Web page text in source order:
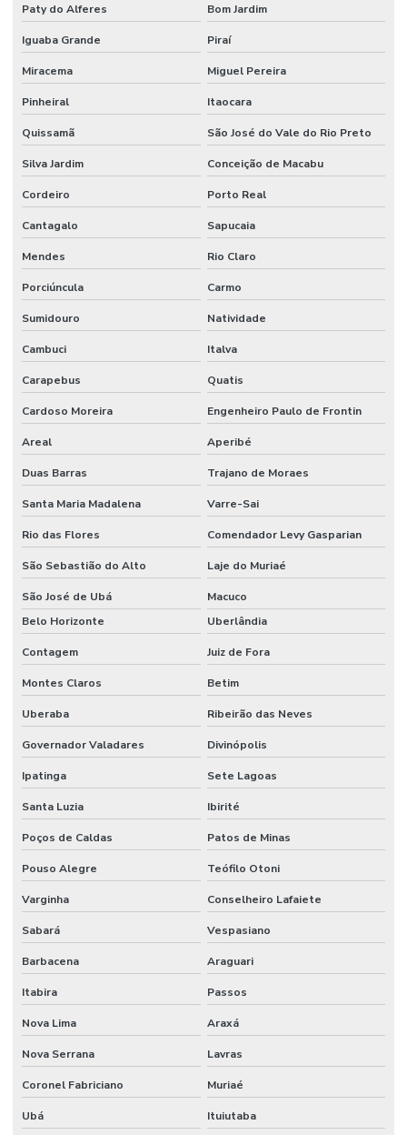
Projeto de tubulação industrial
Projetos de prevenção de incêndio
Reuso de água industrial
Reuso da água indústria
Reuso da água na indústria de alimentos
Sistema de alarme e detecção de incêndio
Sistema de alarme contra incêndio
Sistema de alarme de incêndio convencional
Sistema de alarme de incêndio endereçável
Sistema de alarme de incêndio sem fio
Sistema de alarme de incêndio industrial
Sistema de alarme de incêndio wifi
Sistema de alarme de incêndio wireless
Sistema anti incêndio
Sistema de combate à incêndio
Sistema de combate a incêndio por agentes gasosos
Sistema de combate a incêndio automático
Sistema de combate a incêndio em coifas
Sistema de combate a incêndio em cozinha industrial
Sistema de combate a incêndio por espuma
Sistema de combate a incêndio hidrantes
Sistema de detecção e alarme
Sistema de detecção e alarme de incêndio sem fio
Sistema de detecção e alarme de incêndio wireless
Sistema detecção de incêndio
Sistema de detecção de incêndio por aspiração
Sistema de detecção de incêndio preços
Sistema de hidrantes para combate a incêndio
Paty do Alferes Bom Jardim
Iguaba Grande Piraí
Miracema Miguel Pereira
Pinheiral Itaocara
Quissamã São José do Vale do Rio Preto
Silva Jardim Conceição de Macabu
Cordeiro Porto Real
Cantagalo Sapucaia
Mendes Rio Claro
Porciúncula Carmo
Sumidouro Natividade
Cambuci Italva
Carapebus Quatis
Cardoso Moreira Engenheiro Paulo de Frontin
Areal Aperibé
Duas Barras Trajano de Moraes
Santa Maria Madalena Varre-Sai
Rio das Flores Comendador Levy Gasparian
São Sebastião do Alto Laje do Muriaé
São José de Ubá
Macuco
Belo Horizonte
Uberlândia
Contagem Juiz de Fora
Montes Claros Betim
Uberaba Ribeirão das Neves
Governador Valadares Divinópolis
Ipatinga Sete Lagoas
Santa Luzia Ibirité
Poços de Caldas Patos de Minas
Pouso Alegre Teófilo Otoni
Varginha Conselheiro Lafaiete
Sabará Vespasiano
Barbacena Araguari
Itabira Passos
Nova Lima Araxá
Nova Serrana Lavras
Coronel Fabriciano Muriaé
Ubá Ituiutaba